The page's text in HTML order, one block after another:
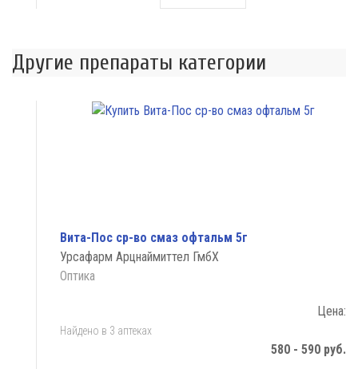
Другие препараты категории
Вита-Пос ср-во смаз офтальм 5г
Урсафарм Арцнаймиттел ГмбХ
Оптика
Цена:
Найдено в 3 аптеках
580 - 590 руб.